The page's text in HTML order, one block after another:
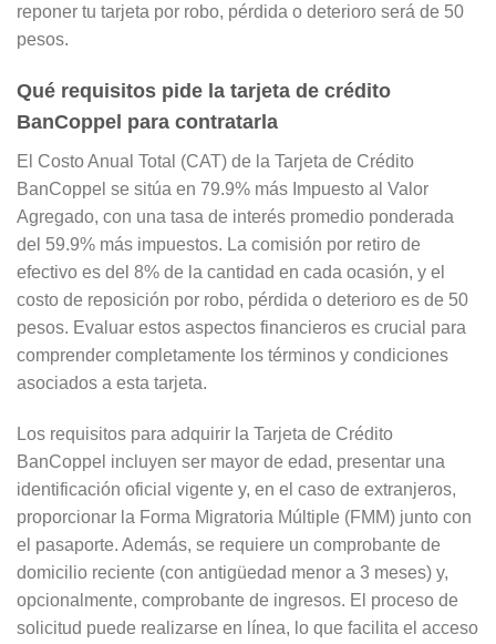
reponer tu tarjeta por robo, pérdida o deterioro será de 50
pesos.
Qué requisitos pide la tarjeta de crédito
BanCoppel para contratarla
El Costo Anual Total (CAT) de la Tarjeta de Crédito
BanCoppel se sitúa en 79.9% más Impuesto al Valor
Agregado, con una tasa de interés promedio ponderada
del 59.9% más impuestos. La comisión por retiro de
efectivo es del 8% de la cantidad en cada ocasión, y el
costo de reposición por robo, pérdida o deterioro es de 50
pesos. Evaluar estos aspectos financieros es crucial para
comprender completamente los términos y condiciones
asociados a esta tarjeta.
Los requisitos para adquirir la Tarjeta de Crédito
BanCoppel incluyen ser mayor de edad, presentar una
identificación oficial vigente y, en el caso de extranjeros,
proporcionar la Forma Migratoria Múltiple (FMM) junto con
el pasaporte. Además, se requiere un comprobante de
domicilio reciente (con antigüedad menor a 3 meses) y,
opcionalmente, comprobante de ingresos. El proceso de
solicitud puede realizarse en línea, lo que facilita el acceso